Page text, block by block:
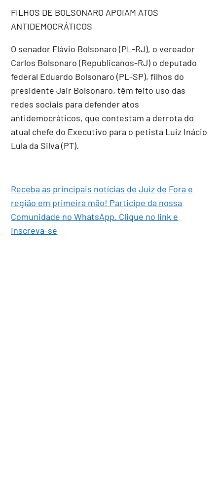
FILHOS DE BOLSONARO APOIAM ATOS
ANTIDEMOCRÁTICOS
O senador Flávio Bolsonaro (PL-RJ), o vereador
Carlos Bolsonaro (Republicanos-RJ) o deputado
federal Eduardo Bolsonaro (PL-SP), filhos do
presidente Jair Bolsonaro, têm feito uso das
redes sociais para defender atos
antidemocráticos, que contestam a derrota do
atual chefe do Executivo para o petista Luiz Inácio
Lula da Silva (PT).
Receba as principais notícias de Juiz de Fora e
região em primeira mão! Participe da nossa
Comunidade no WhatsApp. Clique no link e
inscreva-se